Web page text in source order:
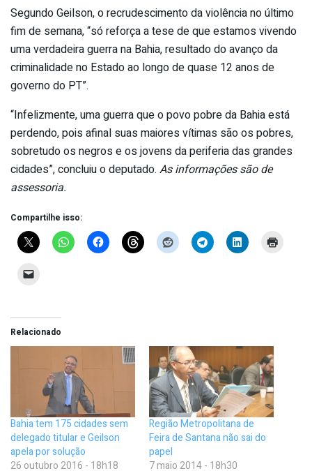
Segundo Geilson, o recrudescimento da violência no último
fim de semana, “só reforça a tese de que estamos vivendo
uma verdadeira guerra na Bahia, resultado do avanço da
criminalidade no Estado ao longo de quase 12 anos de
governo do PT”.
“Infelizmente, uma guerra que o povo pobre da Bahia está
perdendo, pois afinal suas maiores vítimas são os pobres,
sobretudo os negros e os jovens da periferia das grandes
cidades”, concluiu o deputado. As informações são de
assessoria.
Compartilhe isso:
Relacionado
Bahia tem 175 cidades sem
delegado titular e Geilson
apela por solução
26 outubro 2016 - 18h18
Região Metropolitana de
Feira de Santana não sai do
papel
7 maio 2014 - 18h30